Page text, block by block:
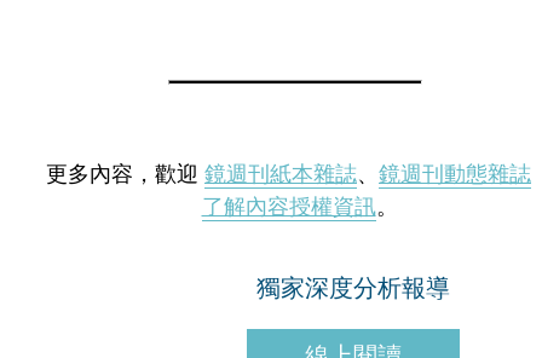
更多內容，歡迎 鏡週刊紙本雜誌、 鏡週刊動態雜誌
了解內容授權資訊。
獨家深度分析報導